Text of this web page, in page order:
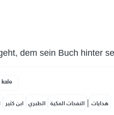
dem sein Buch hinter
ابن كثير الطبري النفحات المكية | هدايات